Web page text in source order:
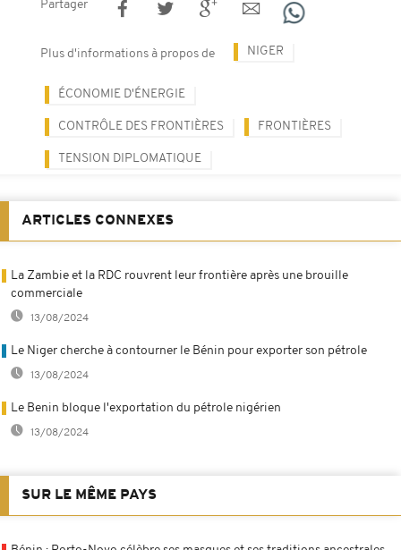
Partager
Plus d'informations à propos de NIGER
ÉCONOMIE D'ÉNERGIE
CONTRÔLE DES FRONTIÈRES FRONTIÈRES
TENSION DIPLOMATIQUE
ARTICLES CONNEXES
La Zambie et la RDC rouvrent leur frontière après une brouille
commerciale
13/08/2024
Le Niger cherche à contourner le Bénin pour exporter son pétrole
13/08/2024
Le Benin bloque l'exportation du pétrole nigérien
13/08/2024
SUR LE MÊME PAYS